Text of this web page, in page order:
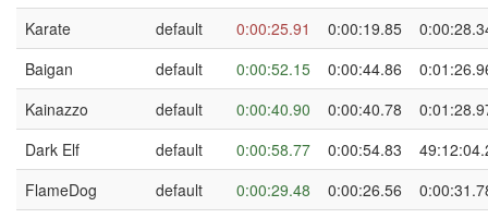
Karate
default 0:00:25.91 0:00:19.85
Baigan
default 0:00:52.15 0:00:44.86
Kainazzo
default 0:00:40.90 0:00:40.78
Dark Elf
default 0:00:58.77 0:00:54.83
FlameDog
default 0:00:29.48 0:00:26.56